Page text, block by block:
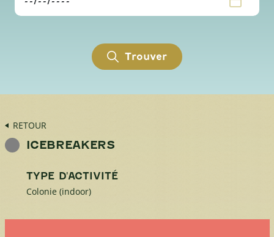
Trouver
RETOUR
ICEBREAKERS
TYPE D'ACTIVITÉ
Colonie (indoor)